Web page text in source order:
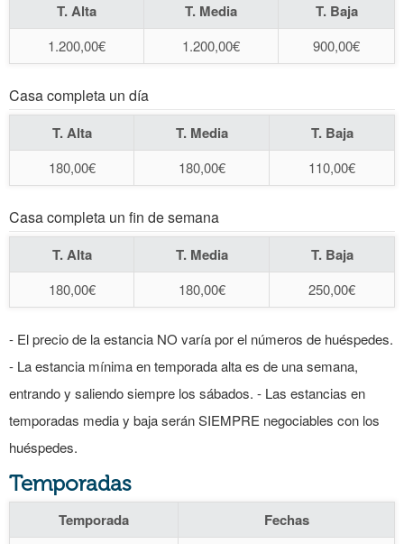
T. Alta T. Media T. Baja
1.200,00€ 1.200,00€ 900,00€
Casa completa un día
T. Alta T. Media T. Baja
180,00€ 180,00€ 110,00€
Casa completa un fin de semana
T. Alta T. Media T. Baja
180,00€ 180,00€ 250,00€
- El precio de la estancia NO varía por el números de huéspedes.
- La estancia mínima en temporada alta es de una semana,
entrando y saliendo siempre los sábados. - Las estancias en
temporadas media y baja serán SIEMPRE negociables con los
huéspedes.
Temporadas
Temporada Fechas